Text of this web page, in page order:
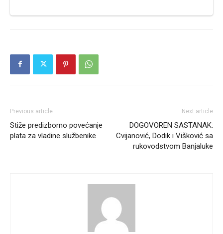
Previous article
Stiže predizborno povećanje
plata za vladine službenike
Next article
DOGOVOREN SASTANAK:
Cvijanović, Dodik i Višković sa
rukovodstvom Banjaluke